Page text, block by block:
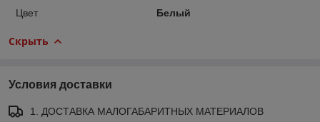
Цвет
Белый
Скрыть
Условия доставки
1. ДОСТАВКА МАЛОГАБАРИТНЫХ МАТЕРИАЛОВ